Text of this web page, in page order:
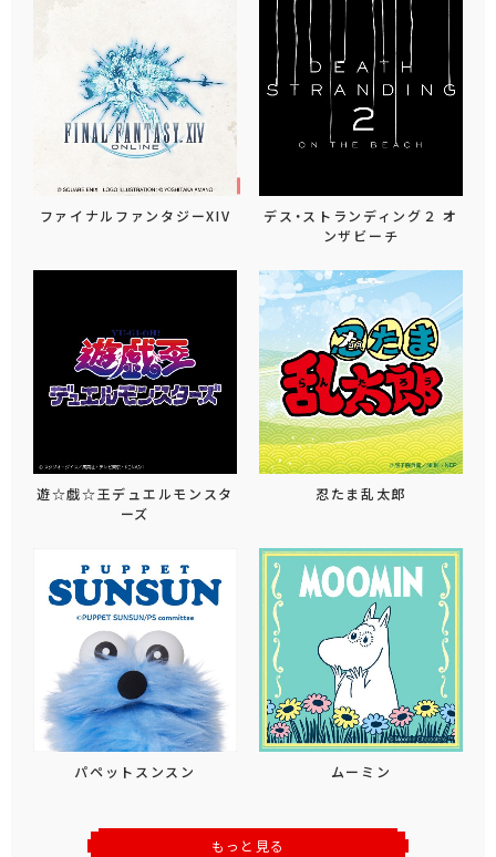
ファイナルファンタジーXIV
デス・ストランディング２ オ
ンザビーチ
遊☆戯☆王デュエルモンスタ
ーズ
忍たま乱太郎
パペットスンスン ムーミン
もっと見る